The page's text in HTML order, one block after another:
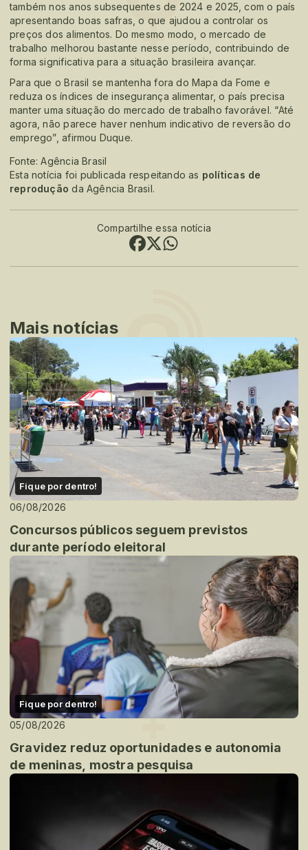
também nos anos subsequentes de 2024 e 2025, com o país
apresentando boas safras, o que ajudou a controlar os
preços dos alimentos. Do mesmo modo, o mercado de
trabalho melhorou bastante nesse período, contribuindo de
forma significativa para a situação brasileira avançar.
Para que o Brasil se mantenha fora do Mapa da Fome e
reduza os índices de insegurança alimentar, o país precisa
manter uma situação do mercado de trabalho favorável. “Até
agora, não parece haver nenhum indicativo de reversão do
emprego”, afirmou Duque.
Fonte: Agência Brasil
Esta notícia foi publicada respeitando as políticas de
reprodução da Agência Brasil.
Compartilhe essa notícia
Mais notícias
Fique por dentro!
06/08/2026
Concursos públicos seguem previstos
durante período eleitoral
Fique por dentro!
05/08/2026
Gravidez reduz oportunidades e autonomia
de meninas, mostra pesquisa